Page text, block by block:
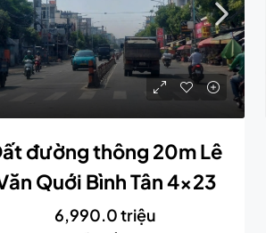
đường thông 20m Lê
Quới Bình Tân 4×23
6,990.0 triệu